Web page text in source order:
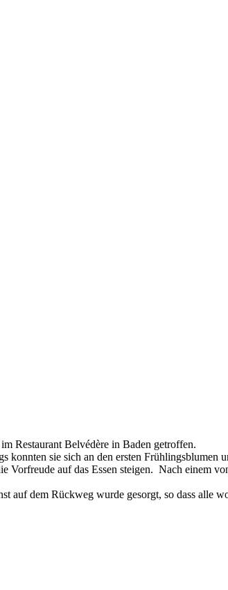
Restaurant Belvédère in Baden getroffen.
konnten sie sich an den ersten Frühlingsblumen
Vorfreude auf das Essen steigen. Nach einem
auf dem Rückweg wurde gesorgt, so dass alle